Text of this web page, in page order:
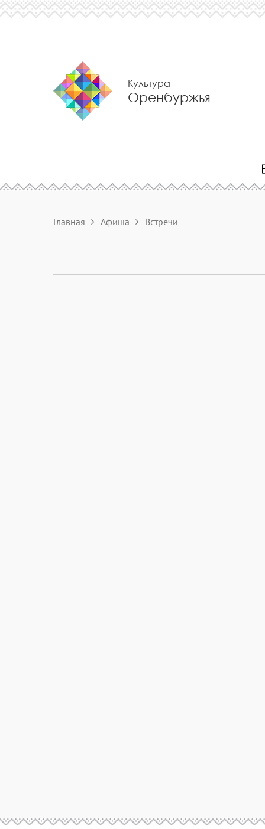
Культура
Оренбуржья
Главная Афиша Встречи